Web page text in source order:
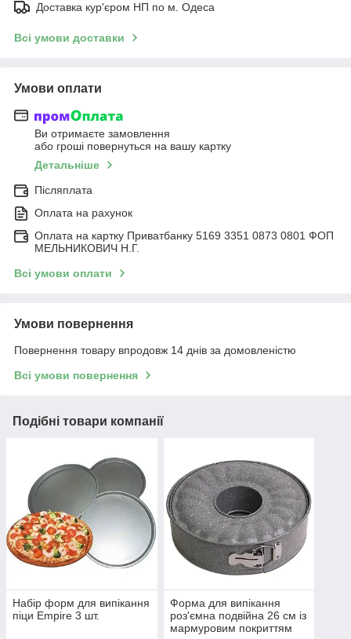
Доставка кур'єром НП по м. Одеса
Всі умови доставки
Умови оплати
Ви отримаєте замовлення
або гроші повернуться на вашу картку
Детальніше
Післяплата
Оплата на рахунок
Оплата на картку Приватбанку 5169 3351 0873 0801 ФОП
МЕЛЬНИКОВИЧ Н.Г.
Всі умови оплати
Умови повернення
Повернення товару впродовж 14 днів за домовленістю
Всі умови повернення
Подібні товари компанії
Набір форм для випікання
піци Empire 3 шт.
Форма для випікання
роз'ємна подвійна 26 см із
мармуровим покриттям